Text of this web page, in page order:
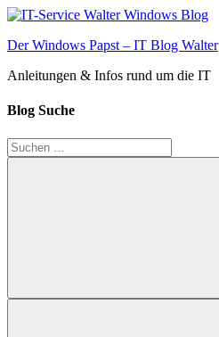
Zum
springen
Der Windows Papst – IT Blog Walter
Anleitungen & Infos rund um die IT
Blog Suche
Suchen
nach:
Suchen